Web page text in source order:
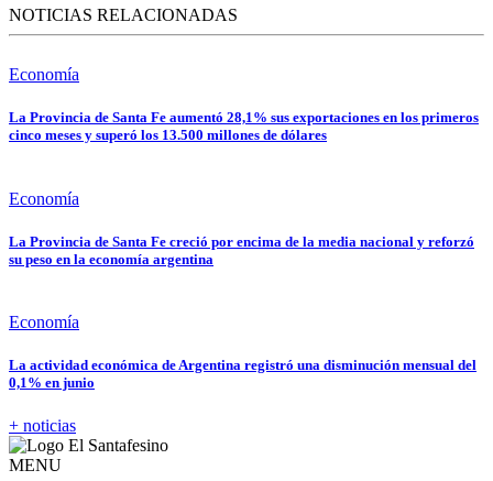
NOTICIAS RELACIONADAS
Economía
La Provincia de Santa Fe aumentó 28,1% sus exportaciones en los primeros
cinco meses y superó los 13.500 millones de dólares
Economía
La Provincia de Santa Fe creció por encima de la media nacional y reforzó
su peso en la economía argentina
Economía
La actividad económica de Argentina registró una disminución mensual del
0,1% en junio
+ noticias
MENU